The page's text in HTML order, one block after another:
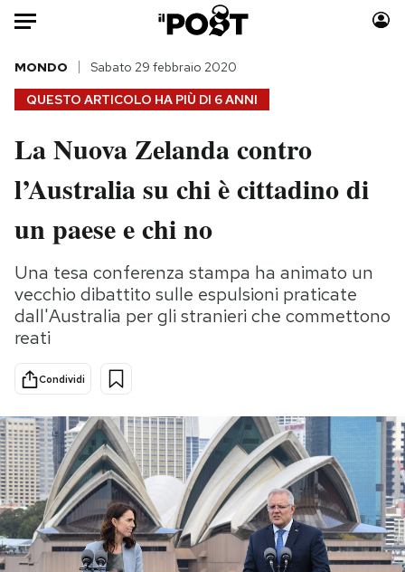
Auto
HOME
Italia
Politica
Tecnologia
Scienza
Cultura
Sport
Moda
Consumismi
Media
Europa
PODCAST
NEWSLETTER
I MIEI PREFERITI
QUESTO ARTICOLO HA PIÙ DI 6 ANNI
MONDO Sabato 29 febbraio 2020
La Nuova Zelanda contro
l’Australia su chi è cittadino di
un paese e chi no
Una tesa conferenza stampa ha animato un
vecchio dibattito sulle espulsioni praticate
dall'Australia per gli stranieri che commettono
reati
Condividi